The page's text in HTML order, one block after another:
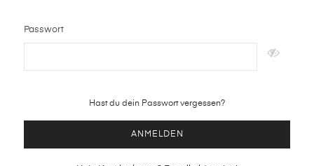
Passwort
Hast du dein Passwort vergessen?
ANMELDEN